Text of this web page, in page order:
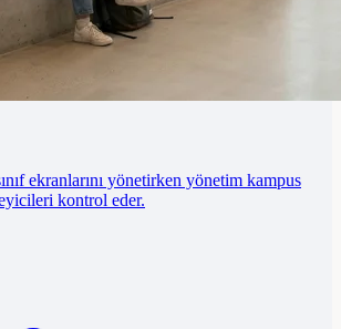
ekranlarını yönetirken yönetim kampus
kontrol eder.